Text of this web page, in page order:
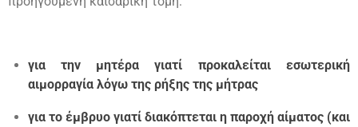
για την μητέρα γιατί προκαλείται εσωτερική
αιμορραγία λόγω της ρήξης της μήτρας
για το έμβρυο γιατί διακόπτεται η παροχή αίματος (και